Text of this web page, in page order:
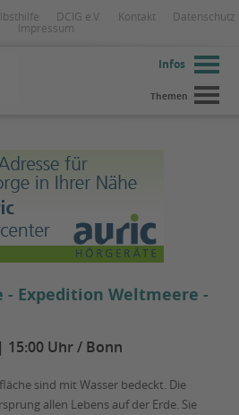
DCIG e.V. Kontakt
Datenschutz
Impressum
Infos
Themen
Expedition Weltmeere -
15:00 Uhr / Bonn
sind mit Wasser bedeckt. Die
allen Lebens auf der Erde. Sie